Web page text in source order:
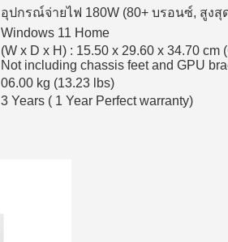
อุปกรณ์จ่ายไฟ 180W (80+ บรอนซ์, สูงสุ
Windows 11 Home
(W x D x H) : 15.50 x 29.60 x 34.70 cm
Not including chassis feet and GPU
06.00 kg (13.23 lbs)
3 Years ( 1 Year Perfect warranty)